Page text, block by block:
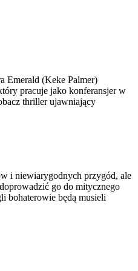
Emerald (Keke Palmer)
pracuje jako konferansjer w
thriller ujawniający
i niewiarygodnych przygód, ale
go do mitycznego
bohaterowie będą musieli